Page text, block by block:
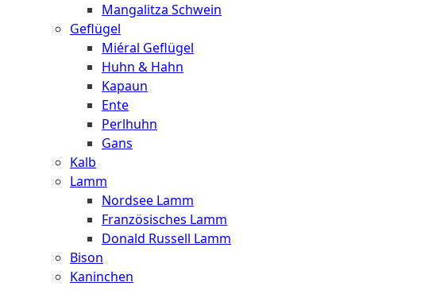
Mangalitza Schwein
Geflügel
Miéral Geflügel
Huhn & Hahn
Kapaun
Ente
Perlhuhn
Gans
Kalb
Lamm
Nordsee Lamm
Französisches Lamm
Donald Russell Lamm
Bison
Kaninchen